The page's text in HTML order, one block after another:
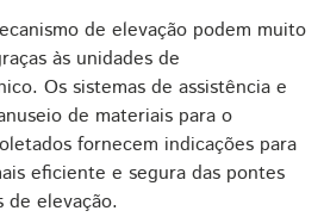
de elevação podem muito
às unidades de
Os sistemas de assistência e
de materiais para o
fornecem indicações para
eficiente e segura das pontes
de elevação.